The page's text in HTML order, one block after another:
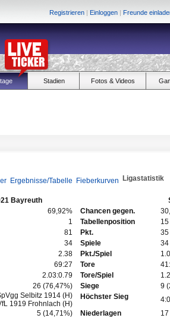
Registrieren | Einloggen | Freunde
Stadien Fotos & Videos
Ergebnisse/Tabelle Fieberkurven Ligastatistik
Bayreuth
69,92%
Chancen gegen.
1
Tabellenposition
15
81
Pkt.
35
34
Spiele
34
2.38
Pkt./Spiel
69:27
Tore
2.03:0.79
Tore/Spiel
26 (76,47%)
Siege
9
Selbitz 1914 (H)
1919 Frohnlach (H)
Höchster Sieg
5 (14,71%)
Niederlagen